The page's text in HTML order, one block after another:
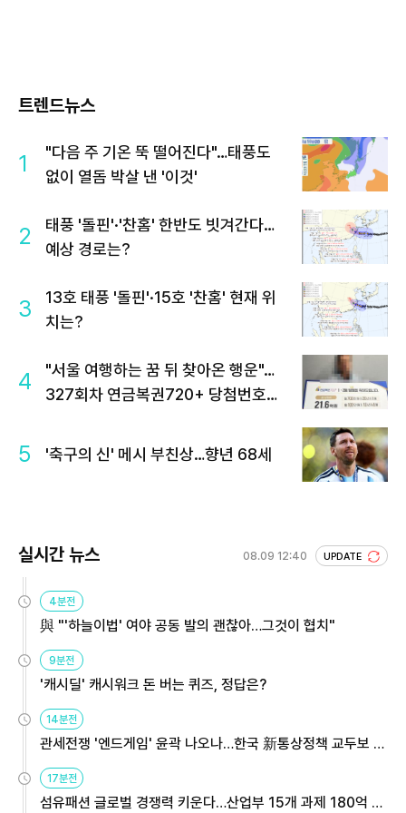
트렌드뉴스
1
"다음 주 기온 뚝 떨어진다"…태풍도
없이 열돔 박살 낸 '이것'
2
태풍 '돌핀'·'찬홈' 한반도 빗겨간다…
예상 경로는?
3
13호 태풍 '돌핀'·15호 '찬홈' 현재 위
치는?
4
"서울 여행하는 꿈 뒤 찾아온 행운"…
327회차 연금복권720+ 당첨번호조
5 '축구의 신' 메시 부친상…향년 68세
실시간 뉴스 08.09 12:40 UPDATE
4분전
與 "'하늘이법' 여야 공동 발의 괜찮아…그것이 협치"
9분전
'캐시딜' 캐시워크 돈 버는 퀴즈, 정답은?
14분전
관세전쟁 '엔드게임' 윤곽 나오나…한국 新통상정책 교두보 활
17분전
섬유패션 글로벌 경쟁력 키운다…산업부 15개 과제 180억 지